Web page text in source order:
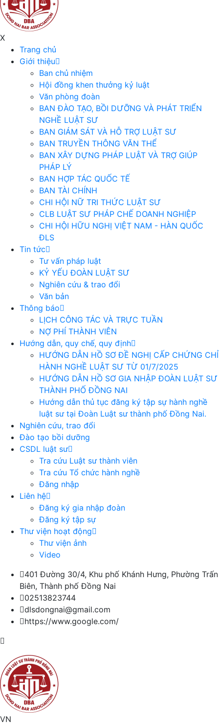
X
Trang chủ
Giới thiệu
Ban chủ nhiệm
Hội đồng khen thưởng kỷ luật
Văn phòng đoàn
BAN ĐÀO TẠO, BỒI DƯỠNG VÀ PHÁT TRIỂN
NGHỀ LUẬT SƯ
BAN GIÁM SÁT VÀ HỖ TRỢ LUẬT SƯ
BAN TRUYỀN THÔNG VĂN THỂ
BAN XÂY DỰNG PHÁP LUẬT VÀ TRỢ GIÚP
PHÁP LÝ
BAN HỢP TÁC QUỐC TẾ
BAN TÀI CHÍNH
CHI HỘI NỮ TRI THỨC LUẬT SƯ
CLB LUẬT SƯ PHÁP CHẾ DOANH NGHIỆP
CHI HỘI HỮU NGHỊ VIỆT NAM - HÀN QUỐC
ĐLS
Tin tức
Tư vấn pháp luật
KỶ YẾU ĐOÀN LUẬT SƯ
Nghiên cứu & trao đổi
Văn bản
Thông báo
LỊCH CÔNG TÁC VÀ TRỰC TUẦN
NỢ PHÍ THÀNH VIÊN
Hướng dẫn, quy chế, quy định
HƯỚNG DẪN HỒ SƠ ĐỀ NGHỊ CẤP CHỨNG CHỈ
HÀNH NGHỀ LUẬT SƯ TỪ 01/7/2025
HƯỚNG DẪN HỒ SƠ GIA NHẬP ĐOÀN LUẬT SƯ
THÀNH PHỐ ĐỒNG NAI
Hướng dẫn thủ tục đăng ký tập sự hành nghề
luật sư tại Đoàn Luật sư thành phố Đồng Nai.
Nghiên cứu, trao đổi
Đào tạo bồi dưỡng
CSDL luật sư
Tra cứu Luật sư thành viên
Tra cứu Tổ chức hành nghề
Đăng nhập
Liên hệ
Đăng ký gia nhập đoàn
Đăng ký tập sự
Thư viện hoạt động
Thư viện ảnh
Video
401 Đường 30/4, Khu phố Khánh Hưng, Phường Trấn
Biên, Thành phố Đồng Nai
02513823744
dlsdongnai@gmail.com
https://www.google.com/
VN